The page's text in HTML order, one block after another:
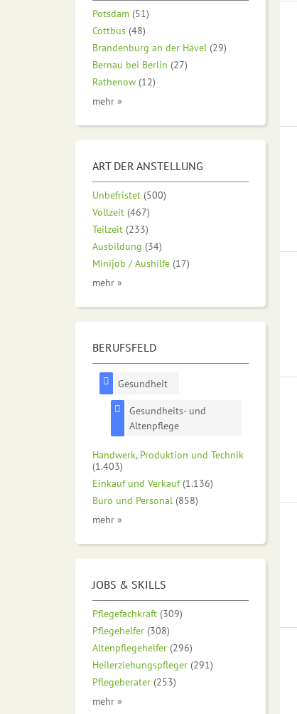
Potsdam (51)
Cottbus (48)
Brandenburg an der Havel (29)
Bernau bei Berlin (27)
Rathenow (12)
mehr »
ART DER ANSTELLUNG
Unbefristet (500)
Vollzeit (467)
Teilzeit (233)
Ausbildung (34)
Minijob / Aushilfe (17)
mehr »
BERUFSFELD
Gesundheit
Gesundheits- und
Altenpflege
Handwerk, Produktion und Technik
(1.403)
Einkauf und Verkauf (1.136)
Büro und Personal (858)
mehr »
JOBS & SKILLS
Pflegefachkraft (309)
Pflegehelfer (308)
Altenpflegehelfer (296)
Heilerziehungspfleger (291)
Pflegeberater (253)
mehr »